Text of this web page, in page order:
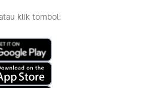
klik tombol: